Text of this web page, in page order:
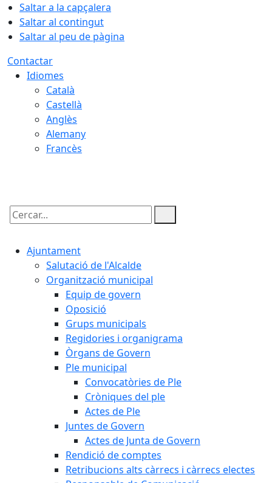
Saltar a la capçalera
Saltar al contingut
Saltar al peu de pàgina
Contactar
Idiomes
Català
Castellà
Anglès
Alemany
Francès
Cercar:
Ajuntament
Salutació de l'Alcalde
Organització municipal
Equip de govern
Oposició
Grups municipals
Regidories i organigrama
Òrgans de Govern
Ple municipal
Convocatòries de Ple
Cròniques del ple
Actes de Ple
Juntes de Govern
Actes de Junta de Govern
Rendició de comptes
Retribucions alts càrrecs i càrrecs electes